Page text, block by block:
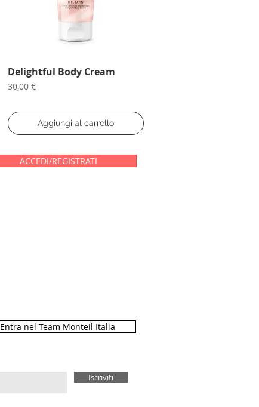
Vista rapida
Delightful Body Cream
Prezzo
30,00 €
Aggiungi al carrello
ACCEDI/REGISTRATI
Entra nel Team Monteil Italia
Iscriviti